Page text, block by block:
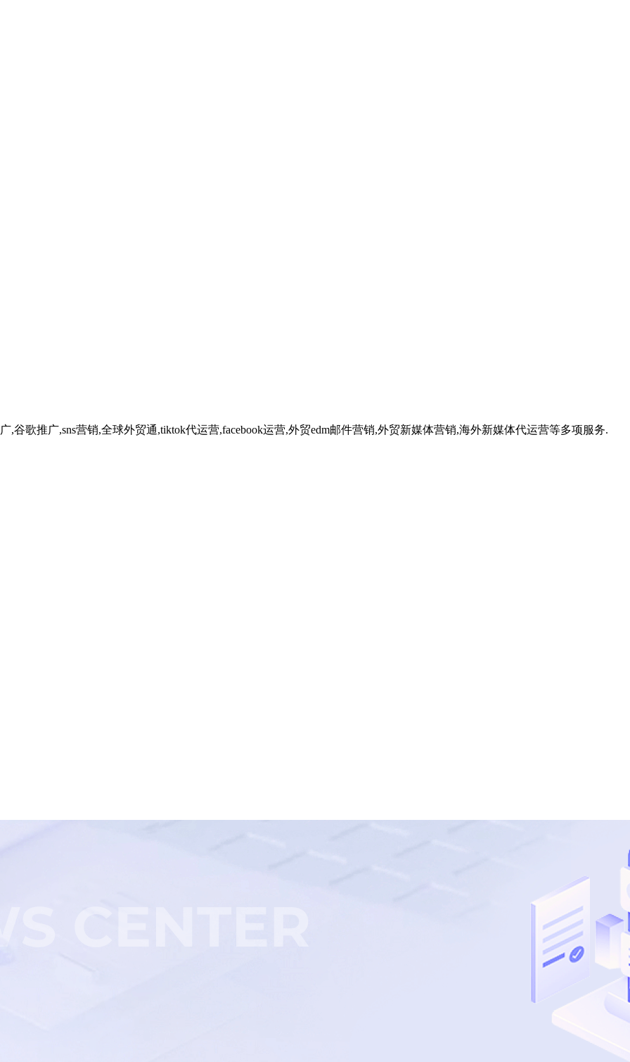
歌推广,sns营销,全球外贸通,tiktok代运营,facebook运营,外贸edm邮件营销,外贸新媒体营销,海外新媒体代运营等多项服务.